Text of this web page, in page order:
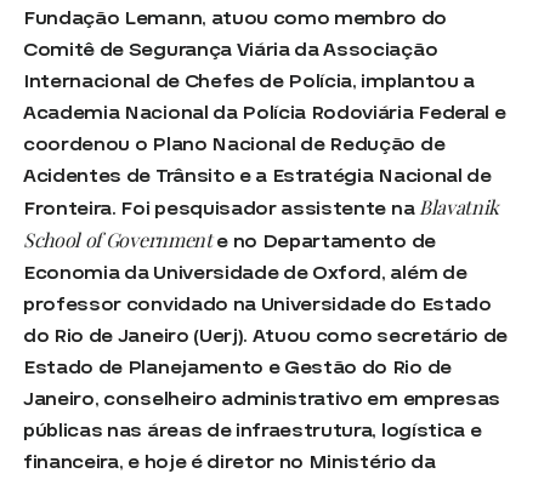
Fundação Lemann, atuou como membro do
Comitê de Segurança Viária da Associação
Internacional de Chefes de Polícia, implantou a
Academia Nacional da Polícia Rodoviária Federal e
coordenou o Plano Nacional de Redução de
Acidentes de Trânsito e a Estratégia Nacional de
Fronteira. Foi pesquisador assistente na Blavatnik
School of Governmente no Departamento de
Economia da Universidade de Oxford, além de
professor convidado na Universidade do Estado
do Rio de Janeiro (Uerj). Atuou como secretário de
Estado de Planejamento e Gestão do Rio de
Janeiro, conselheiro administrativo em empresas
públicas nas áreas de infraestrutura, logística e
financeira, e hoje é diretor no Ministério da